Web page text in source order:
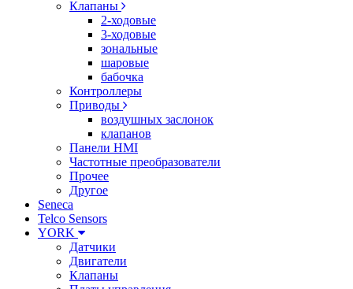
Клапаны
2-ходовые
3-ходовые
зональные
шаровые
бабочка
Контроллеры
Приводы
воздушных заслонок
клапанов
Панели HMI
Частотные преобразователи
Прочее
Другое
Seneca
Telco Sensors
YORK
Датчики
Двигатели
Клапаны